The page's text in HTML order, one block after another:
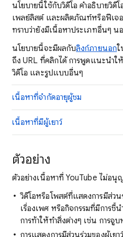
นโยบายนี้ใช้กับวิดีโอ คำอธิบายวิดี
เพลย์ลิสต์ และผลิตภัณฑ์หรือฟีเจอ
ทราบว่ายังมีเนื้อหาประเภทอื่นๆ น
นโยบายนี้จะมีผลกับลิงก์ภายนอกใ
ถึง URL ที่คลิกได้ การพูดแนะนำใ
วิดีโอ และรูปแบบอื่นๆ
เนื้อหาที่จำกัดอายุผู้ชม
เนื้อหาที่มีผู้เยาว์
ตัวอย่าง
ตัวอย่างเนื้อหาที่ YouTube ไม่อนุ
วิดีโอหรือโพสต์ที่แสดงการมีส่วน
เรื่องเพศ หรือกิจกรรมที่มีการชี้
การท้าให้ทำสิ่งต่างๆ เช่น การจู
การแสดงการมีส่วนร่วมของผู้เย